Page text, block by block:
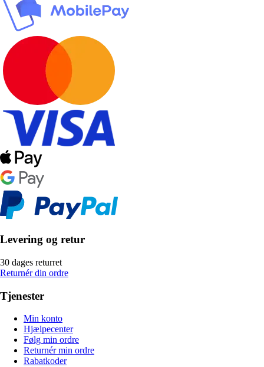
Levering og retur
30 dages returret
Returnér din ordre
Tjenester
Min konto
Hjælpecenter
Følg min ordre
Returnér min ordre
Rabatkoder